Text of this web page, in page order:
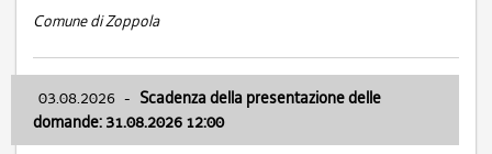
Comune di Zoppola
03.08.2026 - Scadenza della presentazione delle
domande: 31.08.2026 12:00